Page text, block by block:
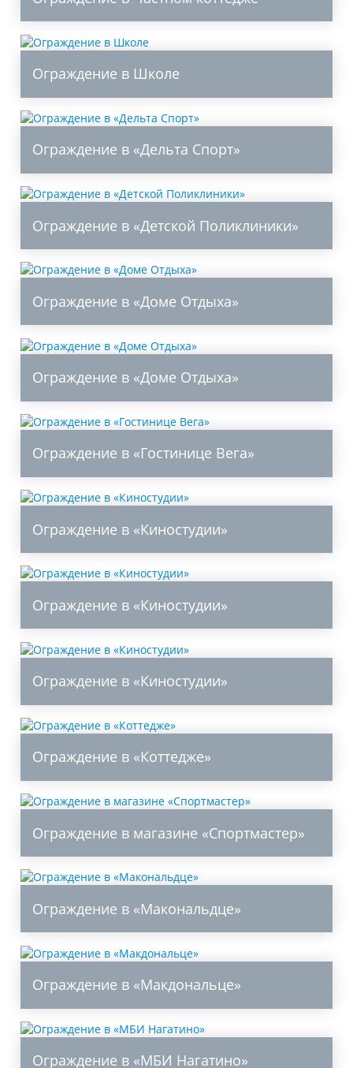
Ограждение в Школе
Ограждение в «Дельта Спорт»
Ограждение в «Детской Поликлиники»
Ограждение в «Доме Отдыха»
Ограждение в «Доме Отдыха»
Ограждение в «Гостинице Вега»
Ограждение в «Киностудии»
Ограждение в «Киностудии»
Ограждение в «Киностудии»
Ограждение в «Коттедже»
Ограждение в магазине «Спортмастер»
Ограждение в «Макональдце»
Ограждение в «Макдональце»
Ограждение в «МБИ Нагатино»